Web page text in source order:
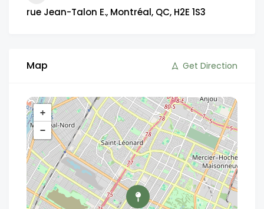
rue Jean-Talon E., Montréal, QC, H2E 1S3
Map Get Direction
+
−